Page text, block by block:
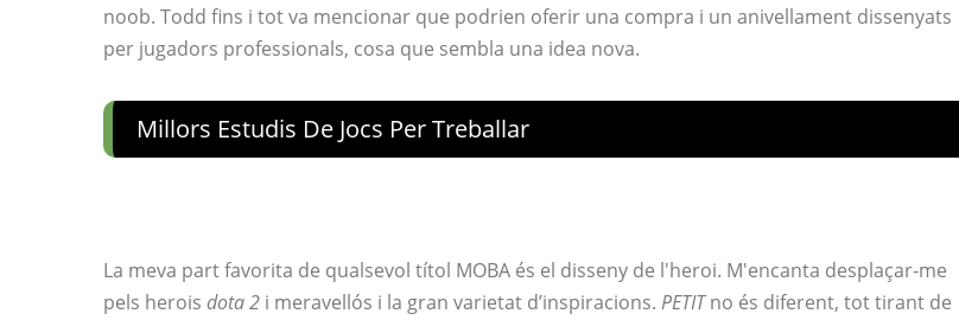
noob. Todd fins i tot va mencionar que podrien oferir una compra i un anivellament dissenyats
per jugadors professionals, cosa que sembla una idea nova.
Millors Estudis De Jocs Per Treballar
La meva part favorita de qualsevol títol MOBA és el disseny de l'heroi. M'encanta desplaçar-me
pels herois dota 2 i meravellós i la gran varietat d’inspiracions. PETITno és diferent, tot tirant de